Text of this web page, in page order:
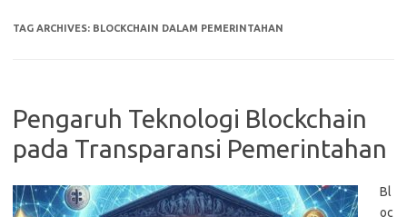
TAG ARCHIVES: BLOCKCHAIN DALAM PEMERINTAHAN
Pengaruh Teknologi Blockchain
pada Transparansi Pemerintahan
Bl
oc